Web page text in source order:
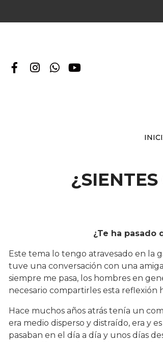
¿Te ha pasado
Este tema lo tengo atravesado en la
tuve una conversación con una
siempre me pasa, los hombres en
necesario compartirles esta reflexión
Hace muchos años atrás tenía un
era medio disperso y distraído, era y
pasaban en el día a día y unos días